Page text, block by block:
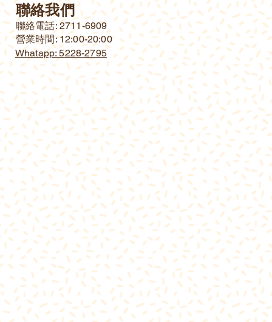
聯絡我們
​聯絡電話: 2711-6909
營業時間: 12:00-20:00
Whatapp: 5228-2795